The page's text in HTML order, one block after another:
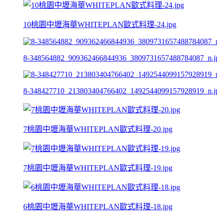
10桃園中壢海華WHITEPLAN歐式料理-24.jpg
8-
8-
7桃園中壢海華WHITEPLAN歐式料理-20.jpg
7桃園中壢海華WHITEPLAN歐式料理-19.jpg
6桃園中壢海華WHITEPLAN歐式料理-18.jpg